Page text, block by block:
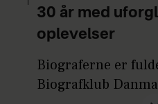
30 år med
oplevelser
Biograferne er
Biografklub